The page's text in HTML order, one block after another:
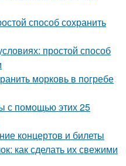
способ сохранить
простой способ
морковь в погребе
с помощью этих 25
концертов и билеты
как сделать их свежими